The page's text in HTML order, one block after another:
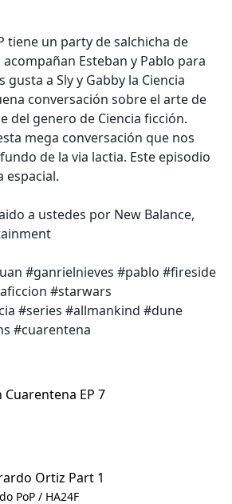
tiene un party de salchicha de
acompañan Esteban y Pablo para
gusta a Sly y Gabby la Ciencia
conversación sobre el arte de
del genero de Ciencia ficción.
mega conversación que nos
de la via lactia. Este episodio
espacial.
a ustedes por New Balance,
#ganrielnieves #pablo #fireside
#starwars
#series #allmankind #dune
#cuarentena
Cuarentena EP 7
Ortiz Part 1
PoP / HA24F